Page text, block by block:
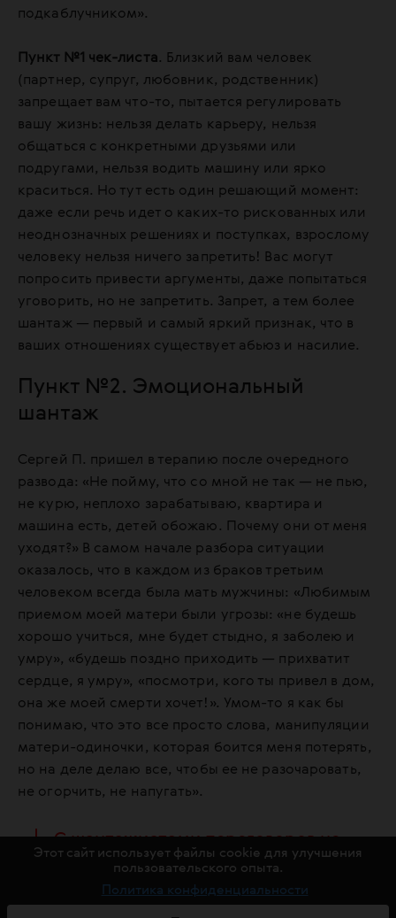
подкаблучником».
Пункт №1 чек-листа. Близкий вам человек
(партнер, супруг, любовник, родственник)
запрещает вам что-то, пытается регулировать
вашу жизнь: нельзя делать карьеру, нельзя
общаться с конкретными друзьями или
подругами, нельзя водить машину или ярко
краситься. Но тут есть один решающий момент:
даже если речь идет о каких-то рискованных или
неоднозначных решениях и поступках, взрослому
человеку нельзя ничего запретить! Вас могут
попросить привести аргументы, даже попытаться
уговорить, но не запретить. Запрет, а тем более
шантаж — первый и самый яркий признак, что в
ваших отношениях существует абьюз и насилие.
Пункт №2. Эмоциональный
шантаж
Сергей П. пришел в терапию после очередного
развода: «Не пойму, что со мной не так — не пью,
не курю, неплохо зарабатываю, квартира и
машина есть, детей обожаю. Почему они от меня
уходят?» В самом начале разбора ситуации
оказалось, что в каждом из браков третьим
человеком всегда была мать мужчины: «Любимым
приемом моей матери были угрозы: «не будешь
хорошо учиться, мне будет стыдно, я заболею и
умру», «будешь поздно приходить — прихватит
сердце, я умру», «посмотри, кого ты привел в дом,
она же моей смерти хочет!». Умом-то я как бы
понимаю, что это все просто слова, манипуляции
матери-одиночки, которая боится меня потерять,
но на деле делаю все, чтобы ее не разочаровать,
не огорчить, не напугать».
С шантажистами переговоров не
ведут! Никогда, ни при каких
обстоятельствах.
Этот сайт использует файлы cookie для улучшения
пользовательского опыта.
Политика конфиденциальности